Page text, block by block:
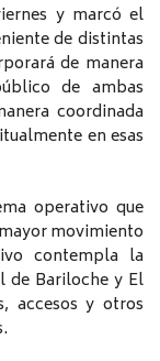
y marcó el
de distintas
de manera
de ambas
coordinada
en esas
operativo que
movimiento
contempla la
de Bariloche y El
accesos y otros